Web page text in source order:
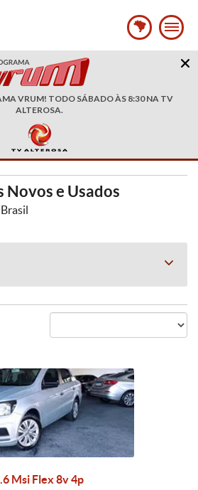
VRUM! TODO SÁBADO ÀS 8:30 NA TV
ALTEROSA.
Novos e Usados
Msi Flex 8v 4p